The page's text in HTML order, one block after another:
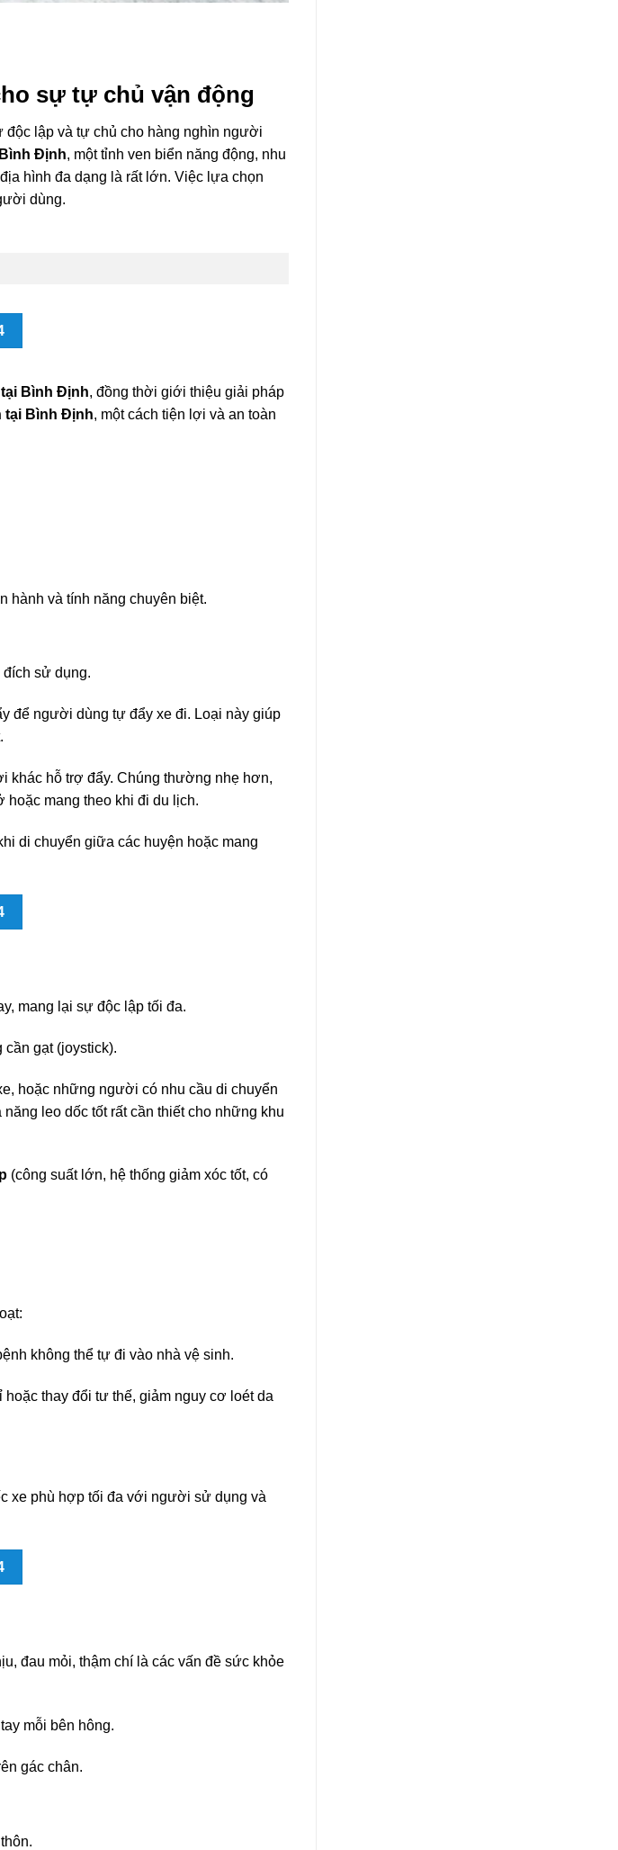
sự tự chủ vận động
lập và tự chủ cho hàng nghìn người
Bình Định, một tỉnh ven biển năng động, nhu
hình đa dạng là rất lớn. Việc lựa chọn
dùng.
Bình Định, đồng thời giới thiệu giải pháp
tại Bình Định, một cách tiện lợi và an toàn
hành và tính năng chuyên biệt.
sử dụng.
để người dùng tự đẩy xe đi. Loại này giúp
khác hỗ trợ đẩy. Chúng thường nhẹ hơn,
mang theo khi đi du lịch.
di chuyển giữa các huyện hoặc mang
mang lại sự độc lập tối đa.
gạt (joystick).
hoặc những người có nhu cầu di chuyển
leo dốc tốt rất cần thiết cho những khu
(công suất lớn, hệ thống giảm xóc tốt, có
không thể tự đi vào nhà vệ sinh.
thay đổi tư thế, giảm nguy cơ loét da
xe phù hợp tối đa với người sử dụng và
đau mỏi, thậm chí là các vấn đề sức khỏe
mỗi bên hông.
gác chân.